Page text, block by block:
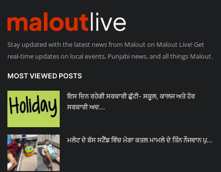
Stay updated with the latest news from Malout on Malout Live! Get
real-time updates on local events, Punjabi news, and all things Malout.
MOST VIEWED POSTS
ਇਸ ਦਿਨ ਰਹੇਗੀ ਸਰਕਾਰੀ ਛੁੱਟੀ- ਸਕੂਲ, ਕਾਲਜ ਅਤੇ ਹੋਰ
ਸਰਕਾਰੀ ਅਦ...
ਮਲੋਟ ਦੇ ਬੱਸ ਸਟੈਂਡ ਵਿੱਚ ਮੋਗਾ ਕਤਲ ਮਾਮਲੇ ਦੇ ਤਿੰਨ ਨੌਜਵਾਨ ਪੁ...